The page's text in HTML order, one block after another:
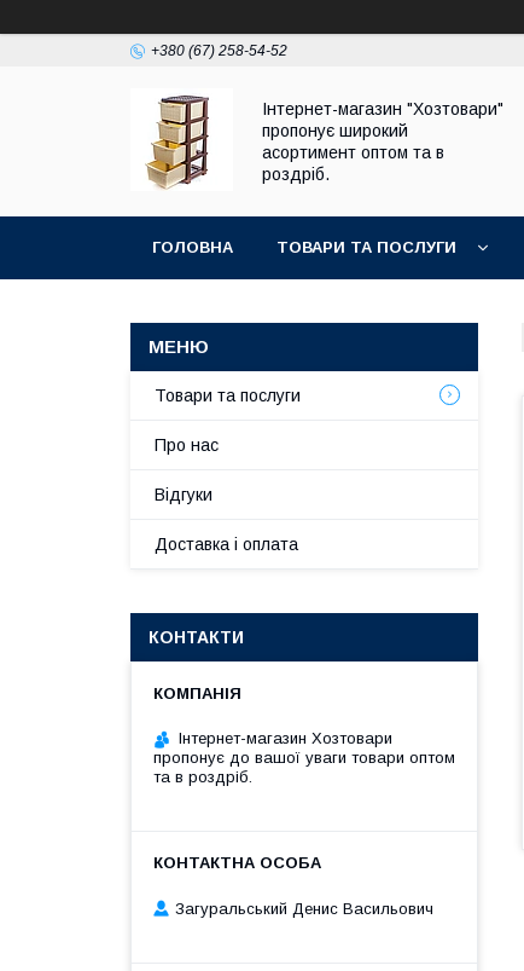
+380 (67) 258-54-52
Інтернет-магазин "Хозтовари"
пропонує широкий
асортимент оптом та в
роздріб.
ГОЛОВНА ТОВАРИ ТА ПОСЛУГИ
Товари та послуги
Про нас
Відгуки
Доставка і оплата
КОНТАКТИ
Інтернет-магазин Хозтовари
пропонує до вашої уваги товари оптом
та в роздріб.
Загуральський Денис Васильович